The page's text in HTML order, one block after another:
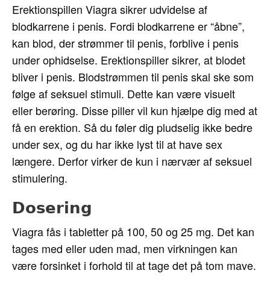
Erektionspillen Viagra sikrer udvidelse af
blodkarrene i penis. Fordi blodkarrene er “åbne”,
kan blod, der strømmer til penis, forblive i penis
under ophidselse. Erektionspiller sikrer, at blodet
bliver i penis. Blodstrømmen til penis skal ske som
følge af seksuel stimuli. Dette kan være visuelt
eller berøring. Disse piller vil kun hjælpe dig med at
få en erektion. Så du føler dig pludselig ikke bedre
under sex, og du har ikke lyst til at have sex
længere. Derfor virker de kun i nærvær af seksuel
stimulering.
Dosering
Viagra fås i tabletter på 100, 50 og 25 mg. Det kan
tages med eller uden mad, men virkningen kan
være forsinket i forhold til at tage det på tom mave.